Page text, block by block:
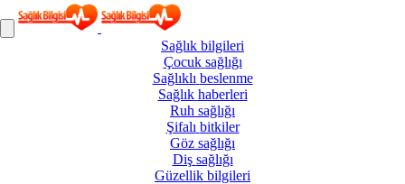
Sağlık bilgileri
Çocuk sağlığı
Sağlıklı beslenme
Sağlık haberleri
Ruh sağlığı
Şifalı bitkiler
Göz sağlığı
Diş sağlığı
Güzellik bilgileri